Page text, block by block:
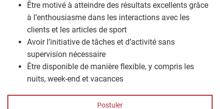
Être motivé à atteindre des résultats excellents grâce
à l’enthousiasme dans les interactions avec les
clients et les articles de sport
Avoir l’initiative de tâches et d’activité sans
supervision nécessaire
Être disponible de manière flexible, y compris les
nuits, week-end et vacances
Postuler